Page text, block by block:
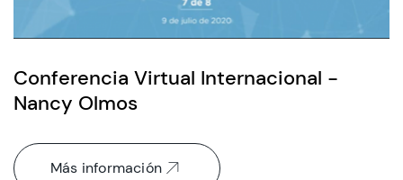
Conferencia Virtual Internacional -
Nancy Olmos
Más información